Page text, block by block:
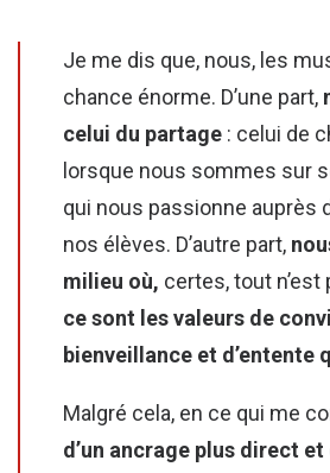
Je me dis que, nous, les
chance énorme. D’une part,
celui du partage : celui de
lorsque nous sommes sur
qui nous passionne auprès
nos élèves. D’autre part,
milieu où, certes, tout
ce sont les valeurs de
bienveillance et d’entente
Malgré cela, en ce qui me
d’un ancrage plus direct